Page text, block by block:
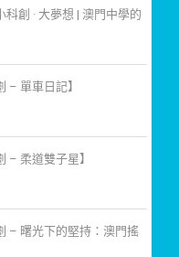
科創 · 大夢想 | 澳門中學的
– 單車日記】
– 柔道雙子星】
– 曙光下的堅持：澳門搖